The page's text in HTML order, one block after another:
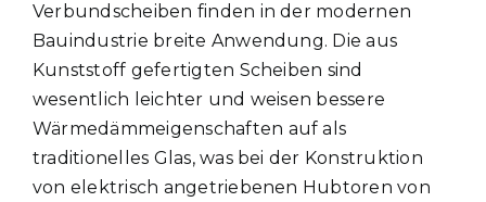
Über uns
UMSETZUNGEN
Kontakt
Verbundscheiben finden in der modernen
Bauindustrie breite Anwendung. Die aus
Kunststoff gefertigten Scheiben sind
wesentlich leichter und weisen bessere
Wärmedämmeigenschaften auf als
traditionelles Glas, was bei der Konstruktion
von elektrisch angetriebenen Hubtoren von